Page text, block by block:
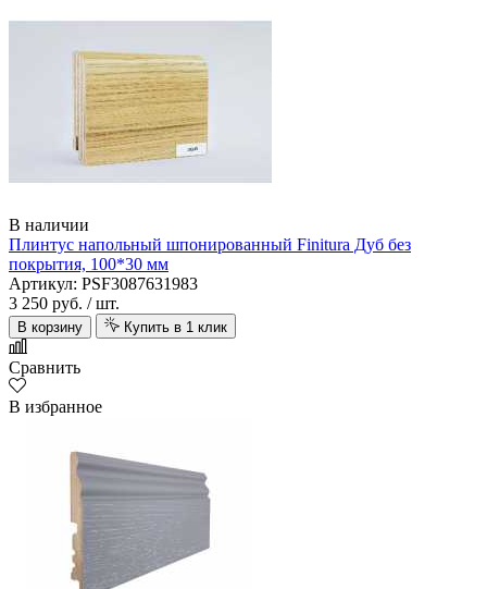
В наличии
Плинтус напольный шпонированный Finitura Дуб без
покрытия, 100*30 мм
Артикул: PSF3087631983
3 250 руб. / шт.
В корзину Купить в 1 клик
Сравнить
В избранное